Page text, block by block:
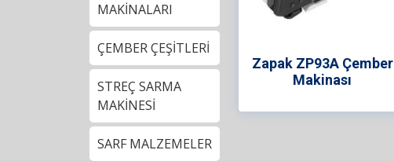
MAKİNALARI
ÇEMBER ÇEŞİTLERİ
STREÇ SARMA
MAKİNESİ
SARF MALZEMELER
Zapak ZP93A Çember
Makinası